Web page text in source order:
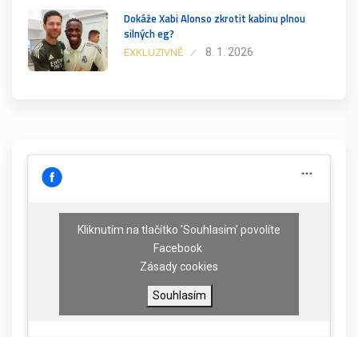
Dokáže Xabi Alonso zkrotit kabinu plnou
silných eg?
EXKLUZIVNĚ 8. 1. 2026
Kliknutím na tlačítko 'Souhlasím' povolíte
Facebook
Zásady cookies
Souhlasím